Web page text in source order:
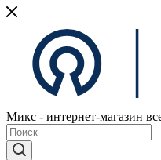
Микс - интернет-магазин